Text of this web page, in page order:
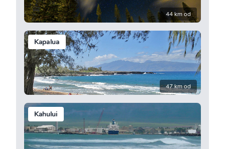
44 km od
Kapalua
47 km od
Kahului